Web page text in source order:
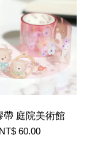
帶 庭院美術館
NT$ 60.00